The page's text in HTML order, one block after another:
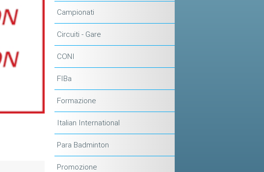
Campionati
Circuiti - Gare
CONI
FIBa
Formazione
Italian International
Para Badminton
Promozione